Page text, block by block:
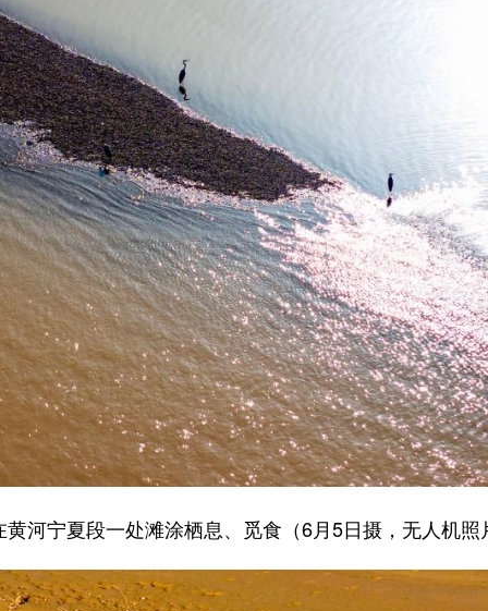
黄河宁夏段一处滩涂栖息、觅食（6月5日摄，无人机照